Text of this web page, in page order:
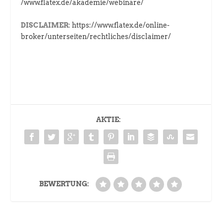
/www.flatex.de/akademie/webinare/
DISCLAIMER: https://www.flatex.de/online-
broker/unterseiten/rechtliches/disclaimer/
AKTIE:
BEWERTUNG: